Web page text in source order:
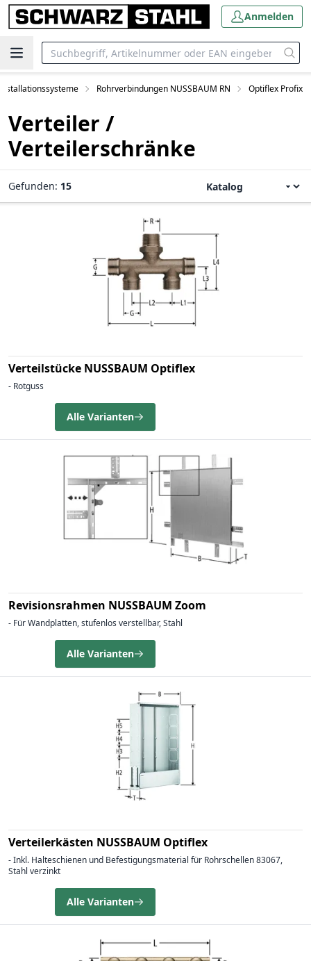
Anmelden
Rohrverbindungen NUSSBAUM RN Optiflex Profix
Verteiler /
Verteilerschränke
Gefunden: 15
Verteilstücke NUSSBAUM Optiflex
- Rotguss
Alle Varianten
Revisionsrahmen NUSSBAUM Zoom
- Für Wandplatten, stufenlos verstellbar, Stahl
Alle Varianten
Verteilerkästen NUSSBAUM Optiflex
- Inkl. Halteschienen und Befestigungsmaterial für Rohrschellen 83067,
Stahl verzinkt
Alle Varianten